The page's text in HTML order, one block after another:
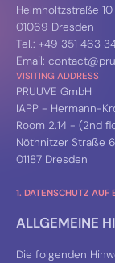
Helmholtzstraße 10
01069 Dresden
Tel.: +49 351 463
Email:
VISITING ADDRESS
PRUUVE GmbH
IAPP - Hermann-
Room 2.14 - (2nd
Nöthnitzer Straße
01187 Dresden
1. DATENSCHUTZ AUF
ALLGEMEINE
Die folgenden